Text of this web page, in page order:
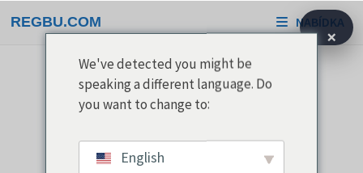
na
REGBU.COM NABÍDKA
×
We've detected you might be
speaking a different language. Do
you want to change to:
English